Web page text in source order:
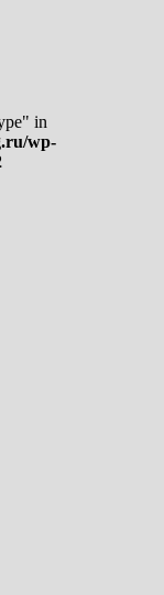
in
wp-